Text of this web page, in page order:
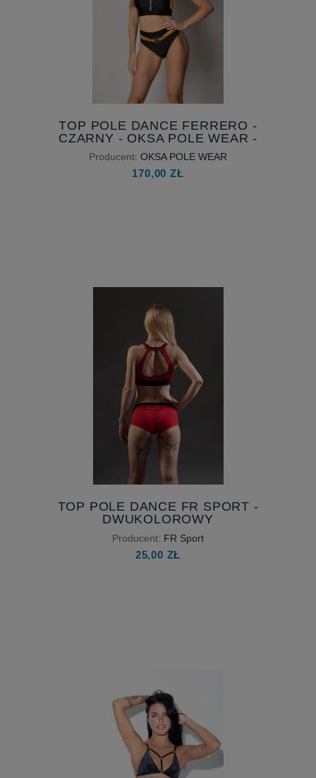
TOP POLE DANCE FERRERO -
CZARNY - OKSA POLE WEAR -
DOSTĘPNY OD RĘKI
Producent: OKSA POLE WEAR
170,00 ZŁ
TOP POLE DANCE FR SPORT -
DWUKOLOROWY
Producent: FR Sport
25,00 ZŁ